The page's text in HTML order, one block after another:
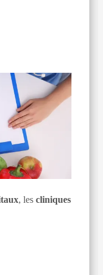
, les cliniques